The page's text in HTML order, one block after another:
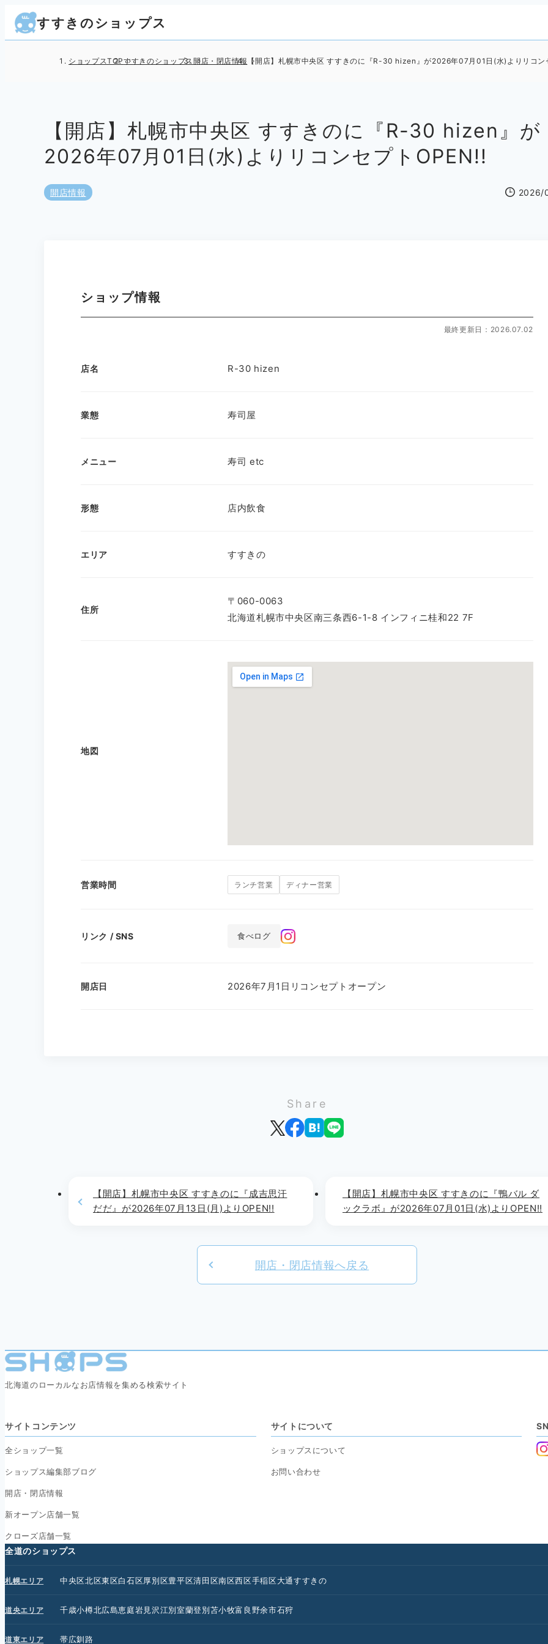
すすきのショップス
ショップスTOPすすきのショップス開店・閉店情報 【開店】札幌市中央区 すすきのに『R-30 hizen』が2026年07月01日(水)よりリコン
【開店】札幌市中央区 すすきのに『R-30 hizen』が
2026年07月01日(水)よりリコンセプトOPEN!!
開店情報 2026/
ショップ情報
最終更新日：2026.07.02
店名 R-30 hizen
業態 寿司屋
メニュー 寿司 etc
形態 店内飲食
エリア すすきの
住所
〒060-0063
北海道札幌市中央区南三条西6-1-8 インフィニ桂和22 7F
地図
営業時間 ランチ営業 ディナー営業
リンク / SNS 食べログ
開店日 2026年7月1日リコンセプトオープン
Share
【開店】札幌市中央区 すすきのに『成吉思汗
だだ』が2026年07月13日(月)よりOPEN!!
【開店】札幌市中央区 すすきのに『鴨バル ダ
ックラボ』が2026年07月01日(水)よりOPEN!!
開店・閉店情報へ戻る
北海道のローカルなお店情報を集める検索サイト
サイトコンテンツ
全ショップ一覧
ショップス編集部ブログ
開店・閉店情報
新オープン店舗一覧
クローズ店舗一覧
サイトについて
ショップスについて
お問い合わせ
全道のショップス
札幌エリア 中央区北区東区白石区厚別区豊平区清田区南区西区手稲区大通すすきの
道央エリア 千歳小樽北広島恵庭岩見沢江別室蘭登別苫小牧富良野余市石狩
道東エリア 帯広釧路